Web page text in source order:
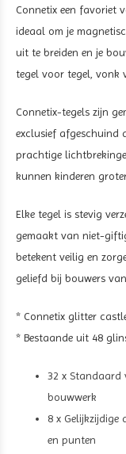
Connetix een favoriet
ideaal om je
uit te breiden en je
tegel voor tegel, vonk
Connetix-tegels zijn
exclusief afgeschuind
prachtige
kunnen kinderen
Elke tegel is stevig
gemaakt van niet-
betekent veilig en
geliefd bij bouwers
* Connetix glitter
* Bestaande uit 48
32 x Standaard
bouwwerk
8 x Gelijkzijdige
en punten